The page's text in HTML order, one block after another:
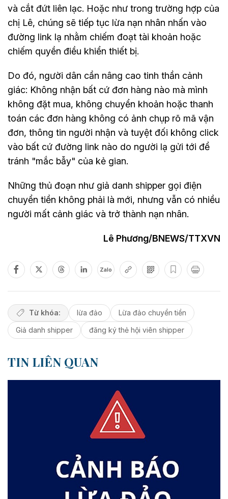
và cắt đứt liên lạc. Hoặc như trong trường hợp của
chị Lê, chúng sẽ tiếp tục lừa nạn nhân nhấn vào
đường link lạ nhằm chiếm đoạt tài khoản hoặc
chiếm quyền điều khiển thiết bị.
Do đó, người dân cần nâng cao tinh thần cảnh
giác: Không nhận bất cứ đơn hàng nào mà mình
không đặt mua, không chuyển khoản hoặc thanh
toán các đơn hàng không có ảnh chụp rõ mã vận
đơn, thông tin người nhận và tuyệt đối không click
vào bất cứ đường link nào do người lạ gửi tới để
tránh "mắc bẫy" của kẻ gian.
Những thủ đoạn như giả danh shipper gọi điện
chuyển tiền không phải là mới, nhưng vẫn có nhiều
người mất cảnh giác và trở thành nạn nhân.
Lê Phương/BNEWS/TTXVN
Zalo
Từ khóa: lừa đảo
Lừa đảo chuyển tiền
Giả danh shipper
đăng ký thẻ hội viên shipper
TIN LIÊN QUAN